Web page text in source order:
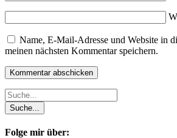
Name, E-Mail-Adresse und Website in
meinen nächsten Kommentar speichern.
Folge mir über: